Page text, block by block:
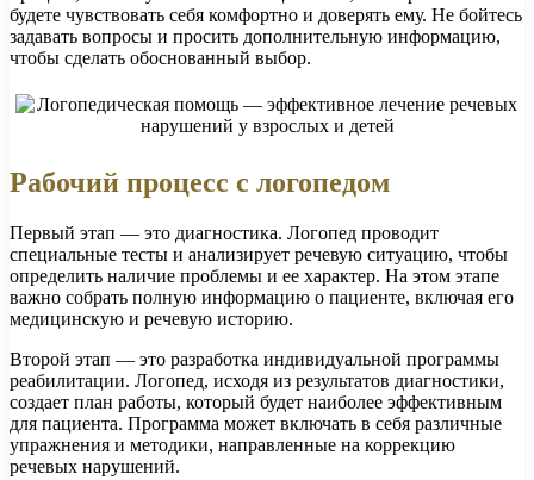
будете чувствовать себя комфортно и доверять ему. Не бойтесь
задавать вопросы и просить дополнительную информацию,
чтобы сделать обоснованный выбор.
Рабочий процесс с логопедом
Первый этап — это диагностика. Логопед проводит
специальные тесты и анализирует речевую ситуацию, чтобы
определить наличие проблемы и ее характер. На этом этапе
важно собрать полную информацию о пациенте, включая его
медицинскую и речевую историю.
Второй этап — это разработка индивидуальной программы
реабилитации. Логопед, исходя из результатов диагностики,
создает план работы, который будет наиболее эффективным
для пациента. Программа может включать в себя различные
упражнения и методики, направленные на коррекцию
речевых нарушений.